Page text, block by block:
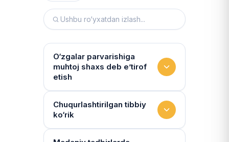
O‘zgalar parvarishiga
muhtoj shaxs deb e’tirof
etish
Yashash sharoitini kim
baholaydi?
Multidissiplinar guruh: "Inson"
Chuqurlashtirilgan tibbiy
ko‘rik